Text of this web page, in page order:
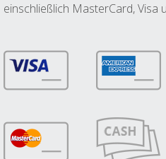
einschließlich MasterCard, Visa